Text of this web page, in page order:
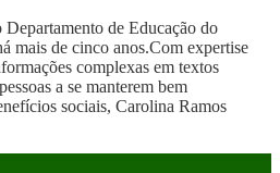
de Educação do
mais de cinco anos.Com expertise
complexas em textos
a se manterem bem
sociais, Carolina Ramos